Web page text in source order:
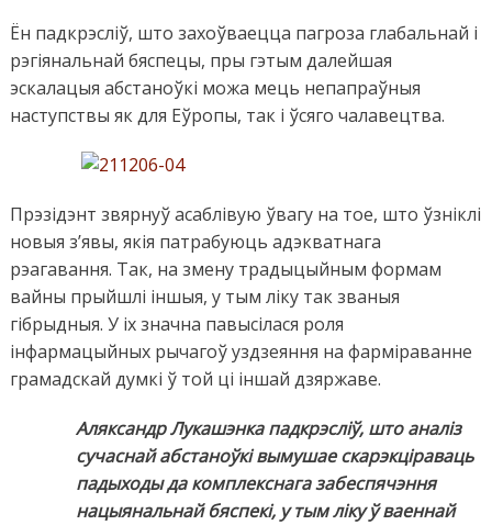
Ён падкрэсліў, што захоўваецца пагроза глабальнай і
рэгіянальнай бяспецы, пры гэтым далейшая
эскалацыя абстаноўкі можа мець непапраўныя
наступствы як для Еўропы, так і ўсяго чалавецтва.
Прэзідэнт звярнуў асаблівую ўвагу на тое, што ўзніклі
новыя з’явы, якія патрабуюць адэкватнага
рэагавання. Так, на змену традыцыйным формам
вайны прыйшлі іншыя, у тым ліку так званыя
гібрыдныя. У іх значна павысілася роля
інфармацыйных рычагоў уздзеяння на фарміраванне
грамадскай думкі ў той ці іншай дзяржаве.
Аляксандр Лукашэнка падкрэсліў, што аналіз
сучаснай абстаноўкі вымушае скарэкціраваць
падыходы да комплекснага забеспячэння
нацыянальнай бяспекі, у тым ліку ў ваеннай